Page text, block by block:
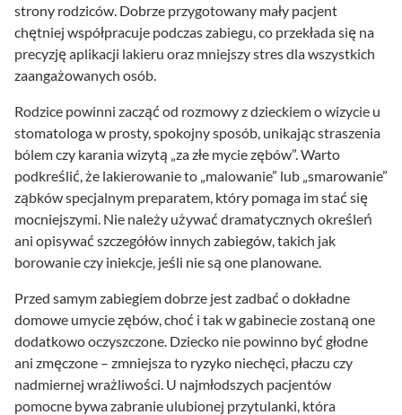
strony rodziców. Dobrze przygotowany mały pacjent
chętniej współpracuje podczas zabiegu, co przekłada się na
precyzję aplikacji lakieru oraz mniejszy stres dla wszystkich
zaangażowanych osób.
Rodzice powinni zacząć od rozmowy z dzieckiem o wizycie u
stomatologa w prosty, spokojny sposób, unikając straszenia
bólem czy karania wizytą „za złe mycie zębów”. Warto
podkreślić, że lakierowanie to „malowanie” lub „smarowanie”
ząbków specjalnym preparatem, który pomaga im stać się
mocniejszymi. Nie należy używać dramatycznych określeń
ani opisywać szczegółów innych zabiegów, takich jak
borowanie czy iniekcje, jeśli nie są one planowane.
Przed samym zabiegiem dobrze jest zadbać o dokładne
domowe umycie zębów, choć i tak w gabinecie zostaną one
dodatkowo oczyszczone. Dziecko nie powinno być głodne
ani zmęczone – zmniejsza to ryzyko niechęci, płaczu czy
nadmiernej wrażliwości. U najmłodszych pacjentów
pomocne bywa zabranie ulubionej przytulanki, która